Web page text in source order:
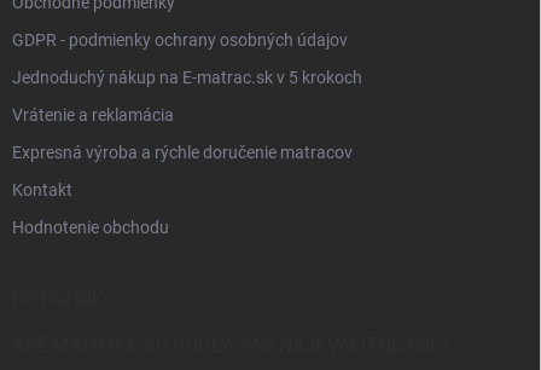
GDPR - podmienky ochrany osobných údajov
Jednoduchý nákup na E-matrac.sk v 5 krokoch
Vrátenie a reklamácia
Expresná výroba a rýchle doručenie matracov
Kontakt
Hodnotenie obchodu